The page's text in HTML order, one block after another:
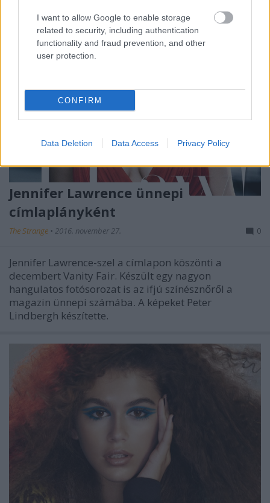
I want to allow Google to enable storage
related to security, including authentication
functionality and fraud prevention, and other
user protection.
CONFIRM
Data Deletion Data Access Privacy Policy
Jennifer Lawrence ünnepi
címlaplányként
The Strange • 2016. november 27. 0
Jennifer Lawrence-szel a címlapon köszönti a
decembert Vanity Fair. Készült egy nagyon
hangulatos fotósorozat is az ifjú színésznőről a
magazin ünnepi számába. A képeket Peter
Lindbergh készítette.